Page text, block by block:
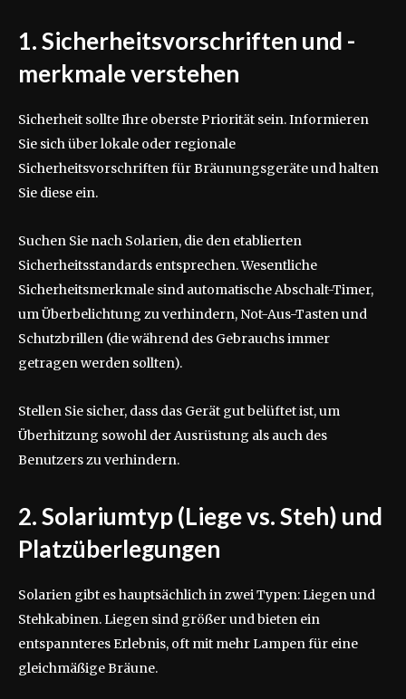
1. Sicherheitsvorschriften und -
merkmale verstehen
Sicherheit sollte Ihre oberste Priorität sein. Informieren
Sie sich über lokale oder regionale
Sicherheitsvorschriften für Bräunungsgeräte und halten
Sie diese ein.
Suchen Sie nach Solarien, die den etablierten
Sicherheitsstandards entsprechen. Wesentliche
Sicherheitsmerkmale sind automatische Abschalt-Timer,
um Überbelichtung zu verhindern, Not-Aus-Tasten und
Schutzbrillen (die während des Gebrauchs immer
getragen werden sollten).
Stellen Sie sicher, dass das Gerät gut belüftet ist, um
Überhitzung sowohl der Ausrüstung als auch des
Benutzers zu verhindern.
2. Solariumtyp (Liege vs. Steh) und
Platzüberlegungen
Solarien gibt es hauptsächlich in zwei Typen: Liegen und
Stehkabinen. Liegen sind größer und bieten ein
entspannteres Erlebnis, oft mit mehr Lampen für eine
gleichmäßige Bräune.